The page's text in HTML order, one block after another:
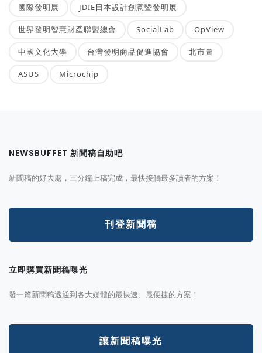
國際發明展 JDIE日本設計創意暨發明展
世界發明智慧財產聯盟總會 SocialLab OpView
中國文化大學 台灣發明商品促進協會 北市圖
ASUS Microchip
NEWSBUFFET 新聞稿自助吧
新聞稿的好去處，三分鐘上稿完成，最快接觸最多讀者的方案！
刊登新聞稿
立即購買新聞稿曝光
發一篇新聞稿透通到各大媒體的最快速、最便捷的方案！
讓新聞稿曝光